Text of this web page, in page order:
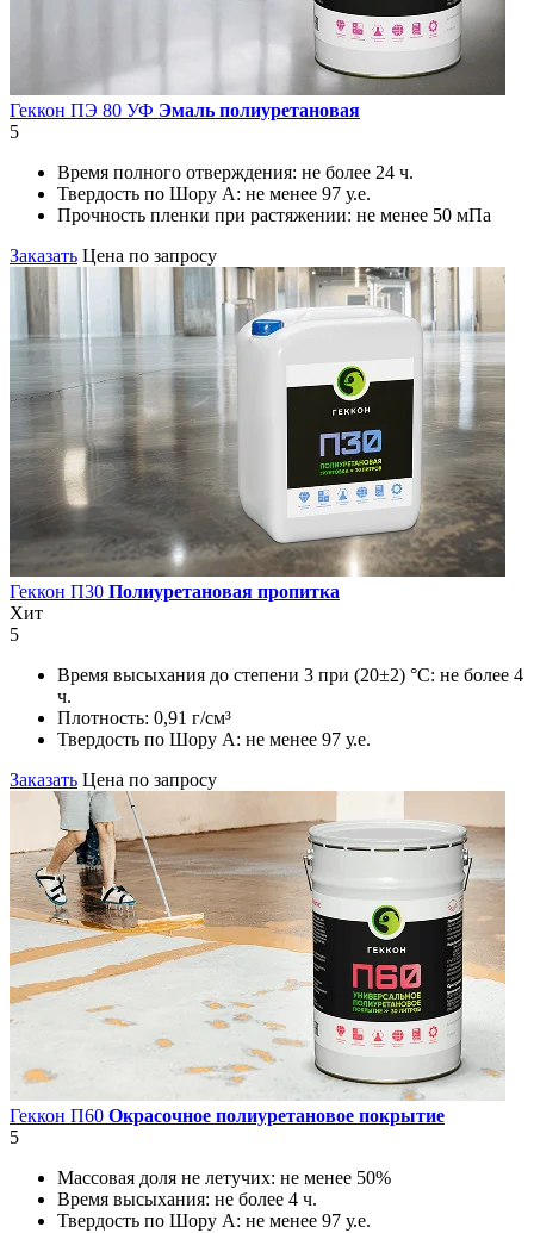
Геккон ПЭ 80 УФ Эмаль полиуретановая
5
Время полного отверждения: не более 24 ч.
Твердость по Шору А: не менее 97 у.е.
Прочность пленки при растяжении: не менее 50 мПа
Заказать Цена по запросу
Геккон П30 Полиуретановая пропитка
Хит
5
Время высыхания до степени 3 при (20±2) °С: не более 4
ч.
Плотность: 0,91 г/см³
Твердость по Шору А: не менее 97 у.е.
Заказать Цена по запросу
Геккон П60 Окрасочное полиуретановое покрытие
5
Массовая доля не летучих: не менее 50%
Время высыхания: не более 4 ч.
Твердость по Шору А: не менее 97 у.е.